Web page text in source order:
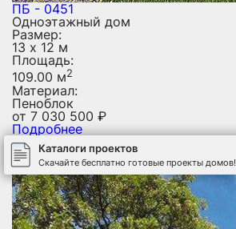
ПБ - 0451
Одноэтажный дом
Размер:
13 х 12 м
Площадь:
109.00 м2
Материал:
Пеноблок
от 7 030 500 ₽
Подробнее
Каталоги проектов
Скачайте бесплатно готовые проекты домов!